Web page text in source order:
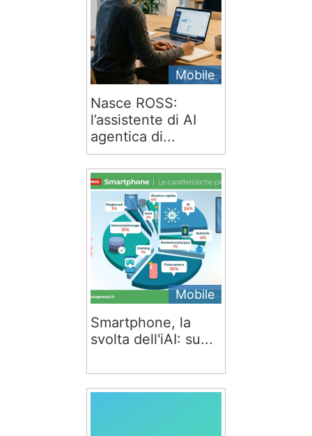
Mobile
Nasce ROSS:
l’assistente di AI
agentica di...
Mobile
Smartphone, la
svolta dell'iAI: su...